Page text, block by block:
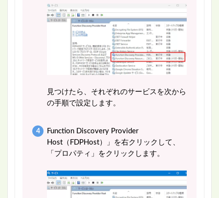
見つけたら、それぞれのサービスを次から
の手順で設定します。
Function Discovery Provider
Host（FDPHost）」を右クリックして、
「プロパティ」をクリックします。